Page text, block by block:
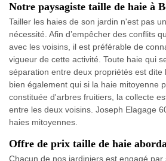
Notre paysagiste taille de haie à
Tailler les haies de son jardin n'est pas
nécessité. Afin d’empêcher des conflits
avec les voisins, il est préférable de
vigueur de cette activité. Toute haie qui
séparation entre deux propriétés est dite
bien également qui si la haie mitoyenne
constituée d'arbres fruitiers, la collecte
entre les deux voisins. Joseph Elagage
haies mitoyennes.
Offre de prix taille de haie
Chacun de nos jardiniers est engagé